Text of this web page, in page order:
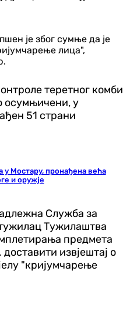
је због сумње да је
лица",
теретног комби
осумњичени, у
51 страни
у Мостару, пронађена већа
и оружје
Служба за
Тужилаштва
предмета
извјештај о
"кријумчарење